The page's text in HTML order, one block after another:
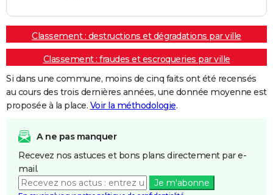
Classement : destructions et dégradations par ville
Classement : fraudes et escroqueries par ville
Si dans une commune, moins de cinq faits ont été recensés
au cours des trois dernières années, une donnée moyenne est
proposée à la place. Voir la méthodologie.
A ne pas manquer
Recevez nos astuces et bons plans directement par e-
mail.
Je m'abonne